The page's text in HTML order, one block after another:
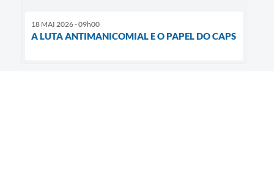
18 MAI 2026 - 09h00
A LUTA ANTIMANICOMIAL E O PAPEL DO CAPS